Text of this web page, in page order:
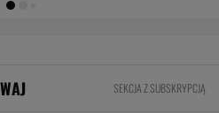
SEKCJA Z SUBSKRYPCJĄ